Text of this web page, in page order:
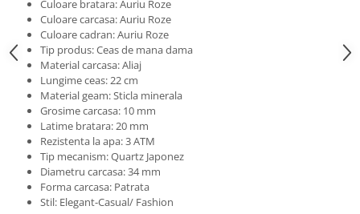
Culoare bratara: Auriu Roze
Culoare carcasa: Auriu Roze
Culoare cadran: Auriu Roze
Tip produs: Ceas de mana dama
Material carcasa: Aliaj
Lungime ceas: 22 cm
Material geam: Sticla minerala
Grosime carcasa: 10 mm
Latime bratara: 20 mm
Rezistenta la apa: 3 ATM
Tip mecanism: Quartz Japonez
Diametru carcasa: 34 mm
Forma carcasa: Patrata
Stil: Elegant-Casual/ Fashion